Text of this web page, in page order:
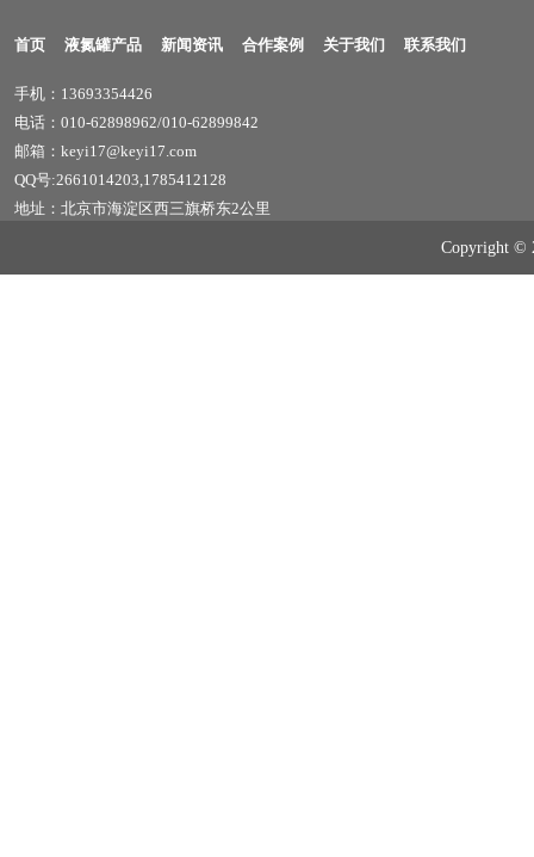
首页 液氮罐产品 新闻资讯 合作案例 关于我们 联系我们
手机：13693354426
电话：010-62898962/010-62899842
邮箱：keyi17@keyi17.com
QQ号:2661014203,1785412128
地址：北京市海淀区西三旗桥东2公里
Copyright ©